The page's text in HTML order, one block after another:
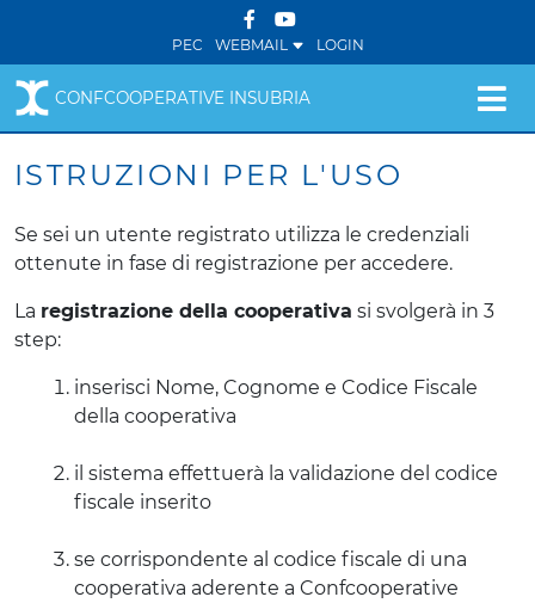
PEC WEBMAIL LOGIN
CONFCOOPERATIVE INSUBRIA
ISTRUZIONI PER L'USO
Se sei un utente registrato utilizza le credenziali
ottenute in fase di registrazione per accedere.
La registrazione della cooperativa si svolgerà in 3
step:
inserisci Nome, Cognome e Codice Fiscale
della cooperativa
il sistema effettuerà la validazione del codice
fiscale inserito
se corrispondente al codice fiscale di una
cooperativa aderente a Confcooperative